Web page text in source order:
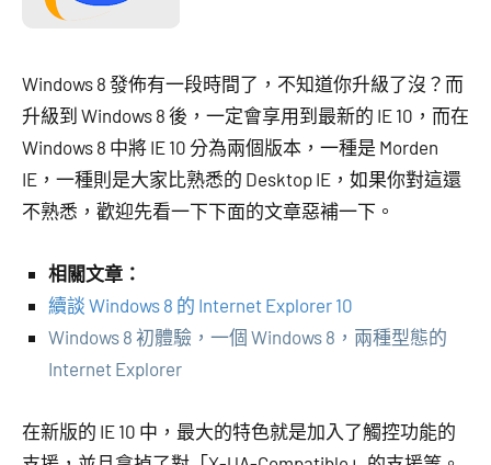
Windows 8 發佈有一段時間了，不知道你升級了沒？而
升級到 Windows 8 後，一定會享用到最新的 IE 10，而在
Windows 8 中將 IE 10 分為兩個版本，一種是 Morden
IE，一種則是大家比熟悉的 Desktop IE，如果你對這還
不熟悉，歡迎先看一下下面的文章惡補一下。
相關文章：
續談 Windows 8 的 Internet Explorer 10
Windows 8 初體驗，一個 Windows 8，兩種型態的
Internet Explorer
在新版的 IE 10 中，最大的特色就是加入了觸控功能的